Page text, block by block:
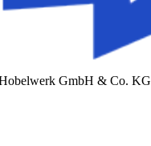
GmbH & Co. KG